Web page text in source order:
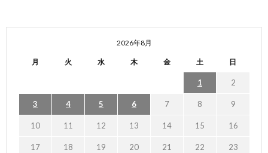
2026年8月
月 火 水 木 金 土 日
1 2
3 4 5 6 7 8 9
10 11 12 13 14 15 16
17 18 19 20 21 22 23